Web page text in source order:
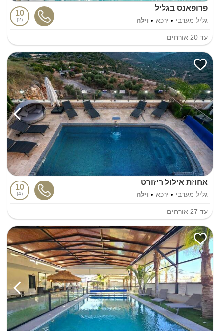
פרופאנס בגליל
גליל מערבי ירכא וילה
10
2
עד 20 אורחים
אחוזת אילול ריזורט
גליל מערבי ירכא וילה
10
4
עד 27 אורחים